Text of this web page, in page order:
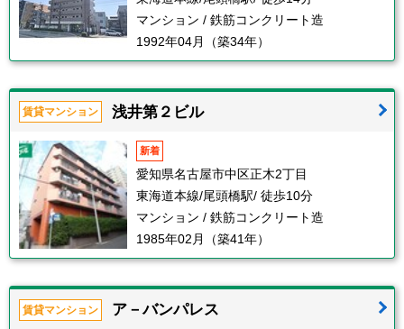
マンション / 鉄筋コンクリート造
1992年04月（築34年）
賃貸マンション 浅井第２ビル
新着
愛知県名古屋市中区正木2丁目
東海道本線/尾頭橋駅/ 徒歩10分
マンション / 鉄筋コンクリート造
1985年02月（築41年）
賃貸マンション ア－バンパレス